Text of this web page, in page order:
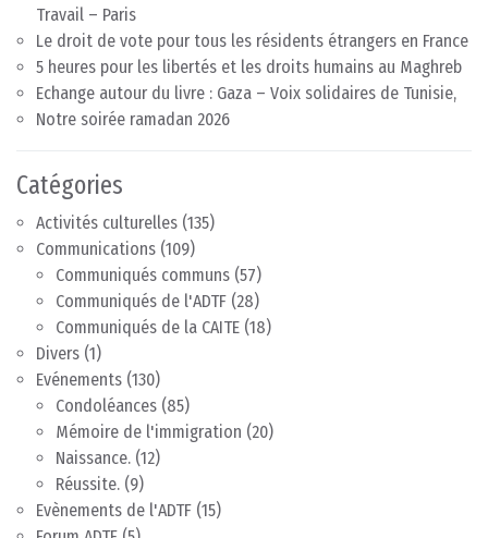
Travail – Paris
Le droit de vote pour tous les résidents étrangers en France
5 heures pour les libertés et les droits humains au Maghreb
Echange autour du livre : Gaza – Voix solidaires de Tunisie,
Notre soirée ramadan 2026
Catégories
Activités culturelles (135)
Communications (109)
Communiqués communs (57)
Communiqués de l'ADTF (28)
Communiqués de la CAITE (18)
Divers (1)
Evénements (130)
Condoléances (85)
Mémoire de l'immigration (20)
Naissance. (12)
Réussite. (9)
Evènements de l'ADTF (15)